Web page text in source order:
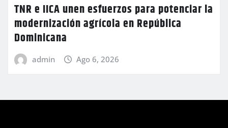
TNR e IICA unen esfuerzos para potenciar la
modernización agrícola en República
Dominicana
admin Ago 6, 2026